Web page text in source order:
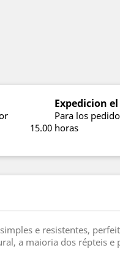
Expedicion
Para los
15.00 horas
e resistentes,
a maioria dos répteis